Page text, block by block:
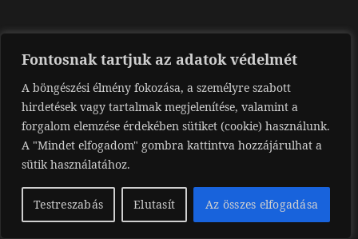
Fontosnak tartjuk az adatok védelmét
A böngészési élmény fokozása, a személyre szabott
hirdetések vagy tartalmak megjelenítése, valamint a
forgalom elemzése érdekében sütiket (cookie) használunk.
A "Mindet elfogadom" gombra kattintva hozzájárulhat a
sütik használatához.
Testreszabás Elutasít Az összes elfogadása